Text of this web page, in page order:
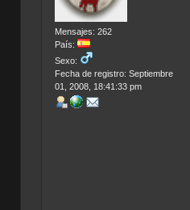
Mensajes: 262
País:
Sexo:
Fecha de registro: Septiembre
01, 2008, 18:41:33 pm